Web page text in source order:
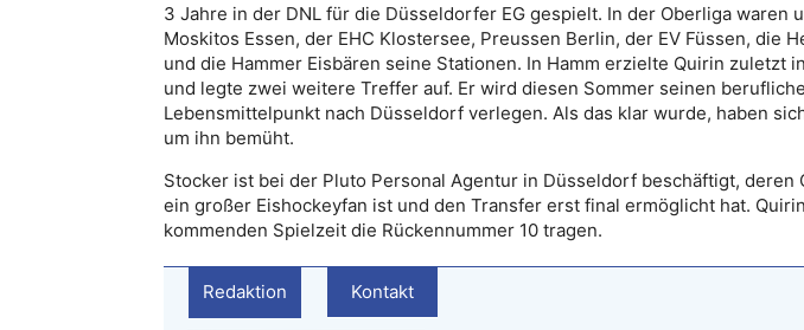
3 Jahre in der DNL für die Düsseldorfer EG gespielt. In der Oberliga waren
Moskitos Essen, der EHC Klostersee, Preussen Berlin, der EV Füssen, die
und die Hammer Eisbären seine Stationen. In Hamm erzielte Quirin zuletzt
und legte zwei weitere Treffer auf. Er wird diesen Sommer seinen
Lebensmittelpunkt nach Düsseldorf verlegen. Als das klar wurde, haben
um ihn bemüht.
Stocker ist bei der Pluto Personal Agentur in Düsseldorf beschäftigt, deren
ein großer Eishockeyfan ist und den Transfer erst final ermöglicht hat.
kommenden Spielzeit die Rückennummer 10 tragen.
Redaktion Kontakt